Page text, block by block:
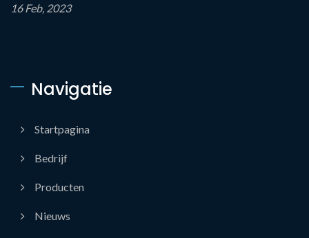
16 Feb, 2023
Navigatie
Startpagina
Bedrijf
Producten
Nieuws